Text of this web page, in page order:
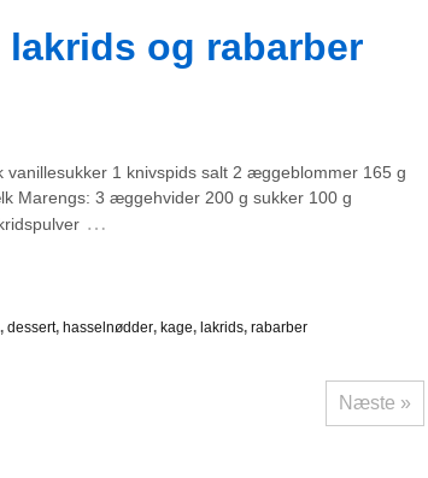
lakrids og rabarber
vanillesukker 1 knivspids salt 2 æggeblommer 165 g
Marengs: 3 æggehvider 200 g sukker 100 g
…
, dessert, hasselnødder, kage, lakrids, rabarber
Næste »